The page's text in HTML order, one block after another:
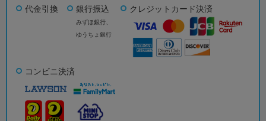
代金引換 銀行振込
みずほ銀行、
ゆうちょ銀行
クレジットカード決済
コンビニ決済